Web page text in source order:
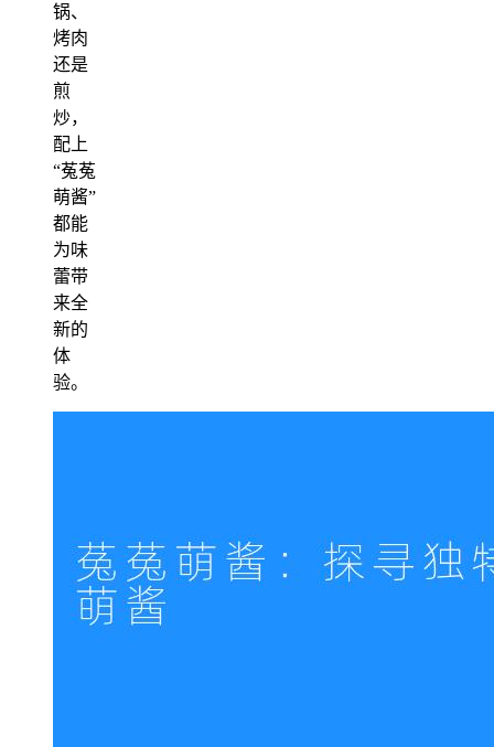
锅、
烤肉
还是
煎
炒，
配上
“菟菟
萌酱”
都能
为味
蕾带
来全
新的
体
验。